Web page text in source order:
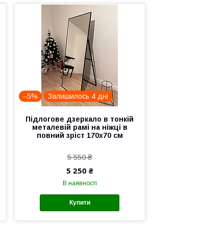
–5% Залишилось 4 дні
Підлогове дзеркало в тонкій
металевій рамі на ніжці в
повний зріст 170x70 см
5 550 ₴
5 250 ₴
В наявності
Купити